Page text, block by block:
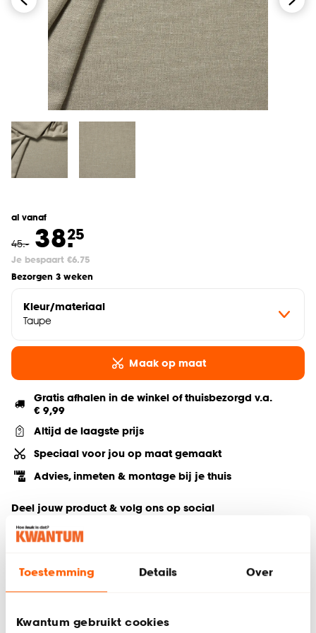
Toestemming Details Over
Kwantum gebruikt cookies
al vanaf
45.- 38.25
Je bespaart €6.75
Bezorgen 3 weken
Kleur/materiaal
Taupe
Maak op maat
Gratis afhalen in de winkel of thuisbezorgd v.a.
€ 9,99
Altijd de laagste prijs
Speciaal voor jou op maat gemaakt
Advies, inmeten & montage bij je thuis
Deel jouw product & volg ons op social
Hulp nodig? Wij regelen het voor je!